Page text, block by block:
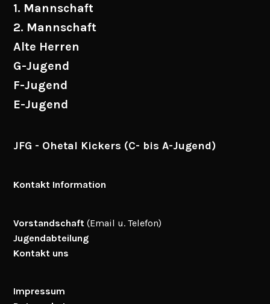
1. Mannschaft
2. Mannschaft
Alte Herren
G-Jugend
F-Jugend
E-Jugend
JFG - Ohetal Kickers (C- bis A-Jugend)
Kontakt Information
Vorstandschaft (Email u. Telefon)
Jugendabteilung
Kontakt uns
Impressum